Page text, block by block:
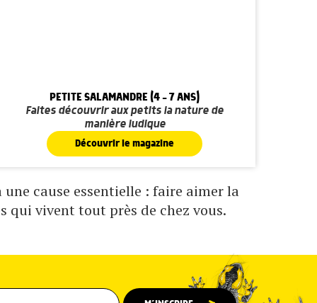
PETITE SALAMANDRE (4 - 7 ANS)
Faites découvrir aux petits la nature de
manière ludique
Découvrir le magazine
cause essentielle : faire aimer la
qui vivent tout près de chez vous.